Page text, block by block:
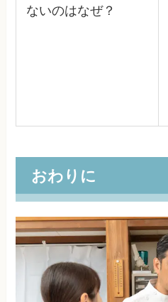
ないのはなぜ？
おわりに